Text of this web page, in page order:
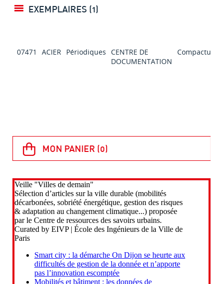
EXEMPLAIRES (1)
07471 ACIER Périodiques CENTRE DE
DOCUMENTATION
Compactus